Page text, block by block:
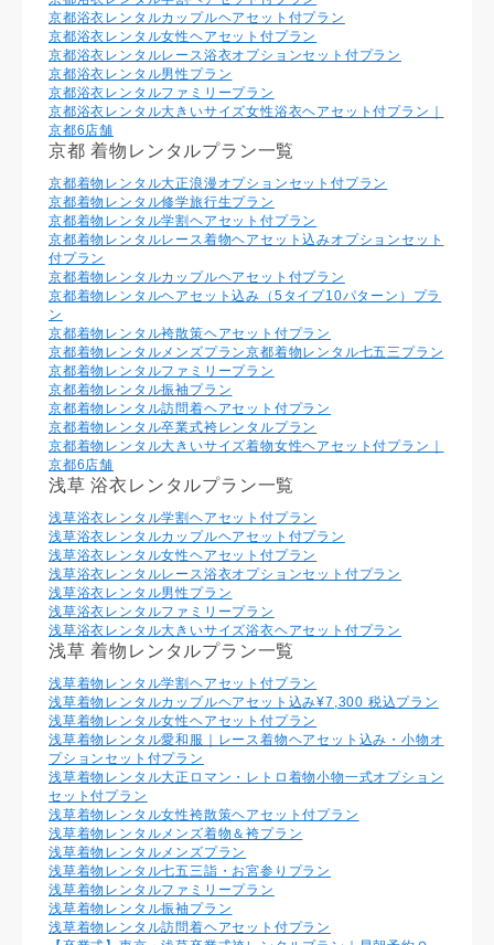
京都浴衣レンタルカップルヘアセット付プラン
京都浴衣レンタル⼥性ヘアセット付プラン
京都浴衣レンタルレース浴衣オプションセット付プラン
京都浴衣レンタル男性プラン
京都浴衣レンタルファミリープラン
京都浴衣レンタル大きいサイズ女性浴衣ヘアセット付プラン｜
京都6店舗
京都 着物レンタルプラン一覧
京都着物レンタル大正浪漫オプションセット付プラン
京都着物レンタル修学旅行生プラン
京都着物レンタル学割ヘアセット付プラン
京都着物レンタルレース着物ヘアセット込みオプションセット
付プラン
京都着物レンタルカップルヘアセット付プラン
京都着物レンタルヘアセット込み（5タイプ10パターン）プラ
ン
京都着物レンタル袴散策ヘアセット付プラン
京都着物レンタルメンズプラン京都着物レンタル七五三プラン
京都着物レンタルファミリープラン
京都着物レンタル振袖プラン
京都着物レンタル訪問着ヘアセット付プラン
京都着物レンタル卒業式袴レンタルプラン
京都着物レンタル大きいサイズ着物女性ヘアセット付プラン｜
京都6店舗
浅草 浴衣レンタルプラン一覧
浅草浴衣レンタル学割ヘアセット付プラン
浅草浴衣レンタルカップルヘアセット付プラン
浅草浴衣レンタル⼥性ヘアセット付プラン
浅草浴衣レンタルレース浴衣オプションセット付プラン
浅草浴衣レンタル男性プラン
浅草浴衣レンタルファミリープラン
浅草浴衣レンタル大きいサイズ浴衣ヘアセット付プラン
浅草 着物レンタルプラン一覧
浅草着物レンタル学割ヘアセット付プラン
浅草着物レンタルカップルヘアセット込み¥7,300 税込プラン
浅草着物レンタル⼥性ヘアセット付プラン
浅草着物レンタル愛和服｜レース着物ヘアセット込み・小物オ
プションセット付プラン
浅草着物レンタル大正ロマン・レトロ着物小物一式オプション
セット付プラン
浅草着物レンタル女性袴散策ヘアセット付プラン
浅草着物レンタルメンズ着物＆袴プラン
浅草着物レンタルメンズプラン
浅草着物レンタル七五三詣・お宮参りプラン
浅草着物レンタルファミリープラン
浅草着物レンタル振袖プラン
浅草着物レンタル訪問着ヘアセット付プラン